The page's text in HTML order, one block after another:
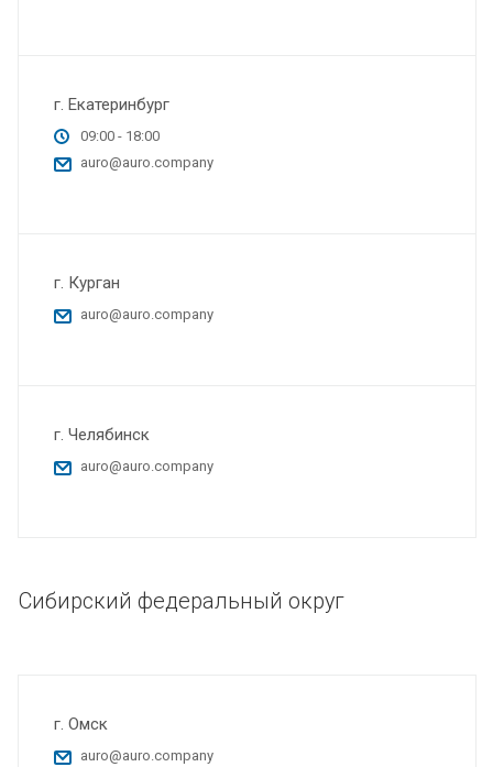
г. Екатеринбург
09:00 - 18:00
auro@auro.company
г. Курган
auro@auro.company
г. Челябинск
auro@auro.company
Сибирский федеральный округ
г. Омск
auro@auro.company